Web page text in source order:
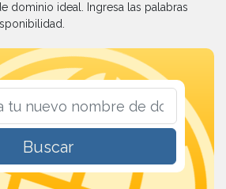
dominio ideal. Ingresa las palabras
Buscar